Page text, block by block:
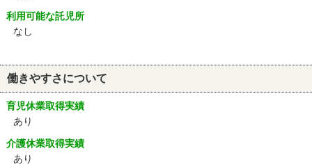
利用可能な託児所
なし
働きやすさについて
育児休業取得実績
あり
介護休業取得実績
あり